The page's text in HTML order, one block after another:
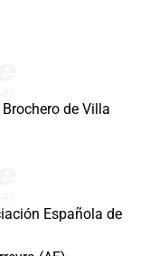
de Villa
Española de